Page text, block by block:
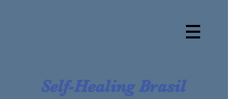
Self-Healing Brasil